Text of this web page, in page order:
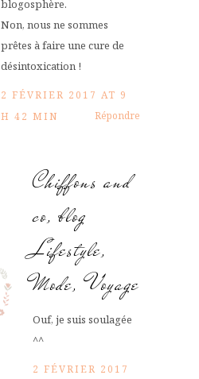
blogosphère.
Non, nous ne sommes
prêtes à faire une cure de
désintoxication !
2 FÉVRIER 2017 AT 9
H 42 MIN
Répondre
Chiffons and
co, blog
Lifestyle,
Mode, Voyage
Ouf, je suis soulagée
^^
2 FÉVRIER 2017